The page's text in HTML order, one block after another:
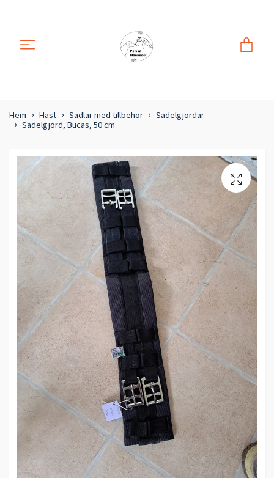
Hem Häst Sadlar med tillbehör
Sadelgjordar
Sadelgjord, Bucas, 50 cm